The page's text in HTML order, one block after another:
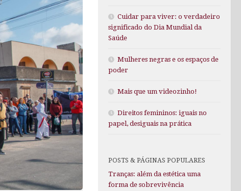
Cuidar para viver: o verdadeiro
significado do Dia Mundial da
Saúde
Mulheres negras e os espaços de
poder
Mais que um videozinho!
Direitos femininos: iguais no
papel, desiguais na prática
POSTS & PÁGINAS POPULARES
Tranças: além da estética uma
forma de sobrevivência